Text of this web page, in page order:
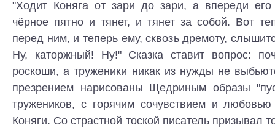
"Ходит Коняга от зари до зари, а впереди
чёрное пятно и тянет, и тянет за собой. Вот
перед ним, и теперь ему, сквозь дремоту,
Ну, каторжный! Ну!" Сказка ставит вопрос:
роскоши, а труженики никак из нужды не
презрением нарисованы Щедриным образы
тружеников, с горячим сочувствием и
Коняги. Со страстной тоской писатель призывал